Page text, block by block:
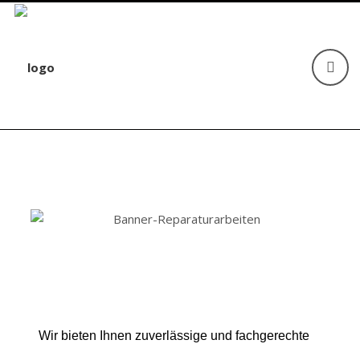
Wir bieten Ihnen zuverlässige und fachgerechte